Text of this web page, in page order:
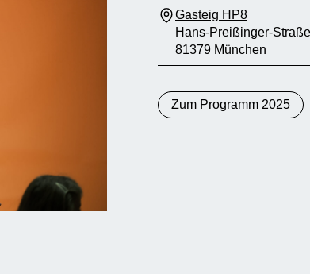
Gasteig HP8
Hans-Preißinger-
81379 München
Zum Programm 2025